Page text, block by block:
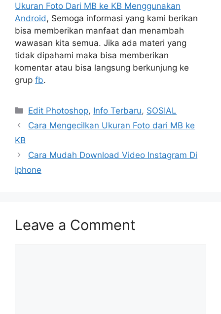
Ukuran Foto Dari MB ke KB Menggunakan
Android, Semoga informasi yang kami berikan
bisa memberikan manfaat dan menambah
wawasan kita semua. Jika ada materi yang
tidak dipahami maka bisa memberikan
komentar atau bisa langsung berkunjung ke
grup fb.
Categories
Edit Photoshop, Info Terbaru, SOSIAL
Cara Mengecilkan Ukuran Foto dari MB ke
KB
Cara Mudah Download Video Instagram Di
Iphone
Leave a Comment